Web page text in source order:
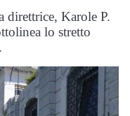
direttrice, Karole P.
lo stretto